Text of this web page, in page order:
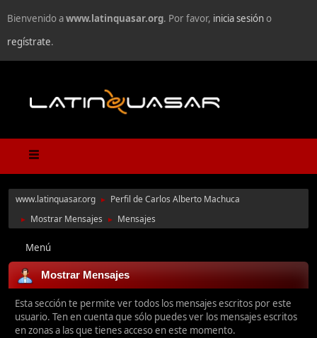
Bienvenido awww.latinquasar.org. Por favor, inicia sesióno
regístrate.
www.latinquasar.org ► Perfil de Carlos Alberto Machuca
► Mostrar Mensajes ► Mensajes
Menú
Mostrar Mensajes
Esta sección te permite ver todos los mensajes escritos por este
usuario. Ten en cuenta que sólo puedes ver los mensajes escritos
en zonas a las que tienes acceso en este momento.